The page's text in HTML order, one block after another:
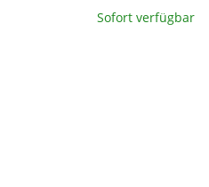
Sofort verfügbar